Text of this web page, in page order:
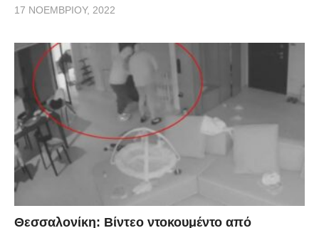
17 ΝΟΕΜΒΡΊΟΥ, 2022
Θεσσαλονίκη: Βίντεο ντοκουμέντο από